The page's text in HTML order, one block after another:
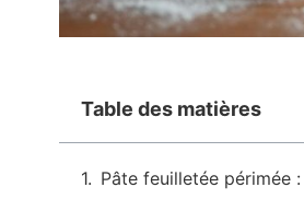
Table des matières
Pâte feuilletée périmée